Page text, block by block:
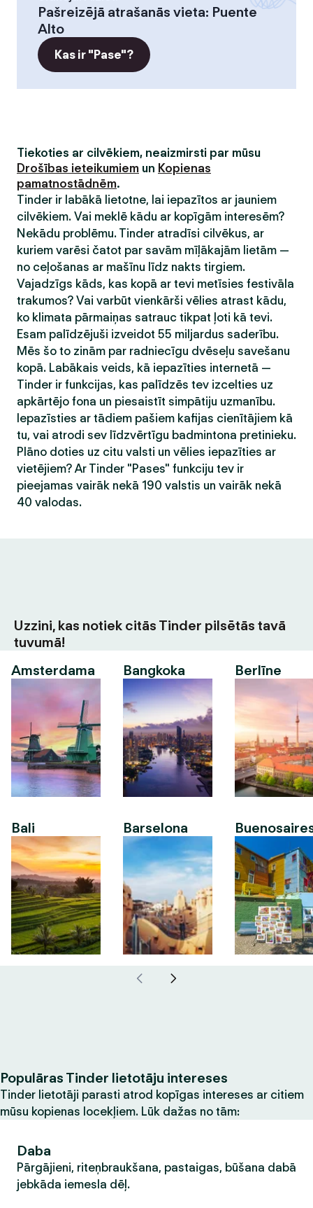
Pašreizējā atrašanās vieta: Puente
Alto
Kas ir "Pase"?
Tiekoties ar cilvēkiem, neaizmirsti par mūsu
Drošības ieteikumiem un Kopienas
pamatnostādnēm.
Tinder ir labākā lietotne, lai iepazītos ar jauniem
cilvēkiem. Vai meklē kādu ar kopīgām interesēm?
Nekādu problēmu. Tinder atradīsi cilvēkus, ar
kuriem varēsi čatot par savām mīļākajām lietām —
no ceļošanas ar mašīnu līdz nakts tirgiem.
Vajadzīgs kāds, kas kopā ar tevi metīsies festivāla
trakumos? Vai varbūt vienkārši vēlies atrast kādu,
ko klimata pārmaiņas satrauc tikpat ļoti kā tevi.
Esam palīdzējuši izveidot 55 miljardus saderību.
Mēs šo to zinām par radniecīgu dvēseļu savešanu
kopā. Labākais veids, kā iepazīties internetā —
Tinder ir funkcijas, kas palīdzēs tev izcelties uz
apkārtējo fona un piesaistīt simpātiju uzmanību.
Iepazīsties ar tādiem pašiem kafijas cienītājiem kā
tu, vai atrodi sev līdzvērtīgu badmintona pretinieku.
Plāno doties uz citu valsti un vēlies iepazīties ar
vietējiem? Ar Tinder "Pases" funkciju tev ir
pieejamas vairāk nekā 190 valstis un vairāk nekā
40 valodas.
Uzzini, kas notiek citās Tinder pilsētās tavā
tuvumā!
Amsterdama
Bali
Bangkoka
Barselona
Berlīne
Populāras Tinder lietotāju intereses
Tinder lietotāji parasti atrod kopīgas intereses ar citiem
mūsu kopienas locekļiem. Lūk dažas no tām:
Daba
Pārgājieni, riteņbraukšana, pastaigas, būšana dabā
jebkāda iemesla dēļ.